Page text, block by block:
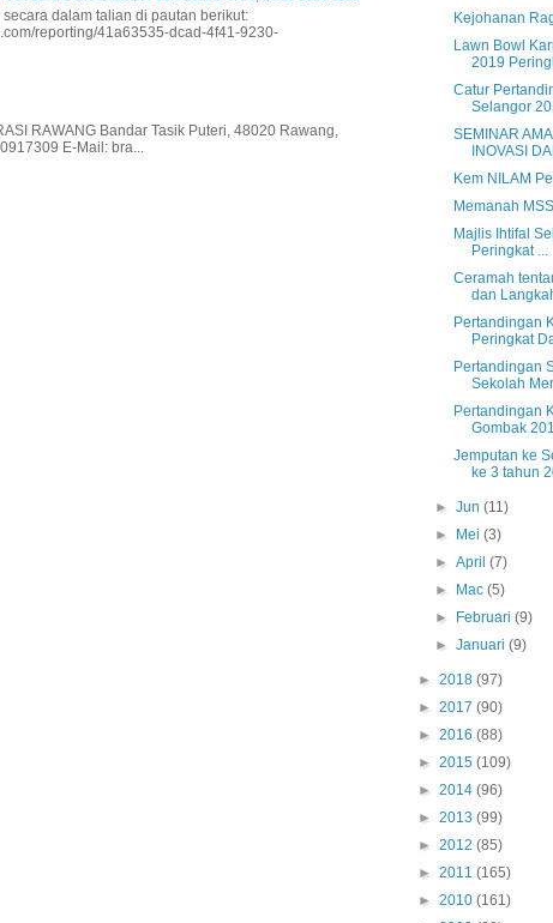
dalam talian di pautan berikut:
reporting/41a63535-dcad-4f41-9230-
RAWANG Bandar Tasik Puteri, 48020 Rawang,
E-Mail: bra...
Kejohanan
Lawn Bowl
2019
Catur
Selangor
SEMINAR
INOVASI
Kem NILAM
Memanah
Majlis Ihtifal
Peringkat ...
Ceramah
dan
Pertandingan
Peringkat
Pertandingan
Sekolah
Pertandingan
Gombak
Jemputan ke
ke 3 tahun
►Jun(11)
►
Mei(3)
►April(7)
►
Mac(5)
►
Februari(9)
►Januari(9)
► 2018 (97)
► 2017 (90)
► 2016 (88)
► 2015 (109)
► 2014 (96)
► 2013 (99)
► 2012 (85)
► 2011 (165)
► 2010 (161)